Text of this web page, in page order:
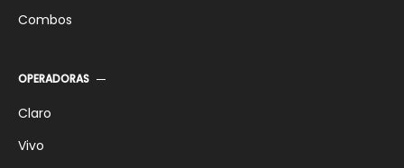
Combos
OPERADORAS
Claro
Vivo